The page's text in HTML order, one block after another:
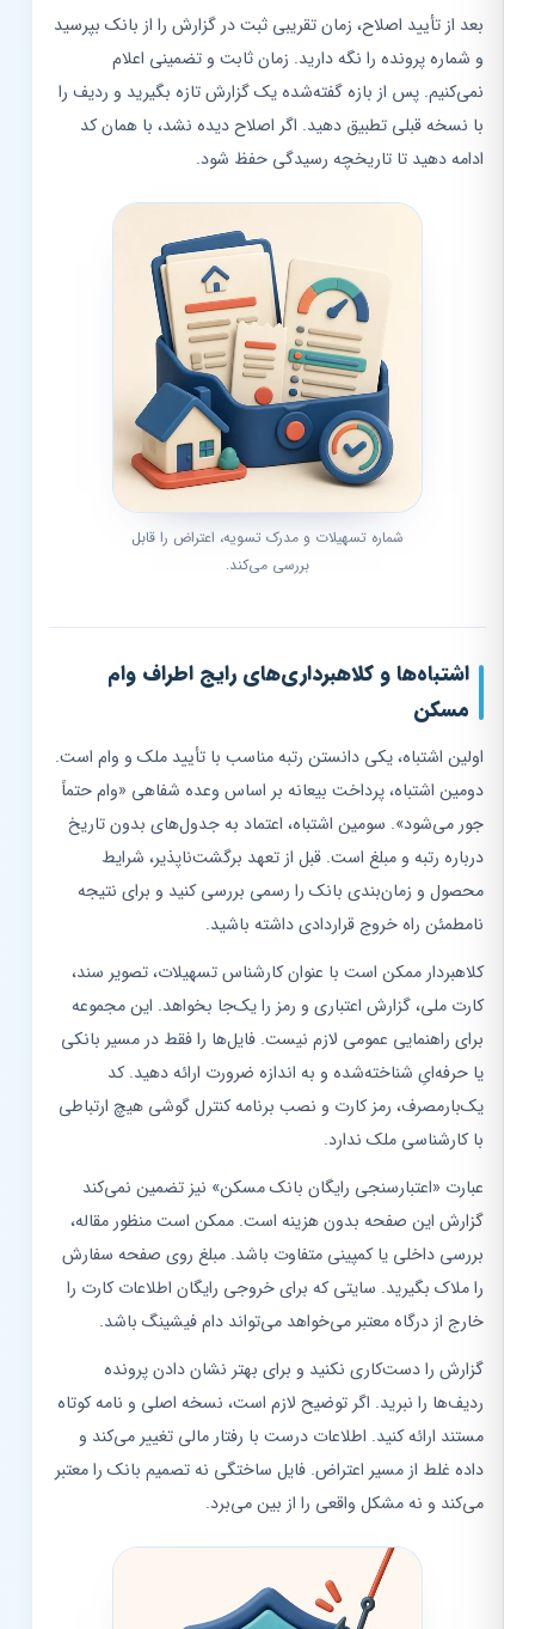
بعد از تأیید اصلاح، زمان تقریبی ثبت در گزارش را از بانک بپرسید
و شماره پرونده را نگه دارید. زمان ثابت و تضمینی اعلام
نمی‌کنیم. پس از بازه گفته‌شده یک گزارش تازه بگیرید و ردیف را
با نسخه قبلی تطبیق دهید. اگر اصلاح دیده نشد، با همان کد
ادامه دهید تا تاریخچه رسیدگی حفظ شود.
شماره تسهیلات و مدرک تسویه، اعتراض را قابل
بررسی می‌کند.
اشتباه‌ها و کلاهبرداری‌های رایج اطراف وام
مسکن
اولین اشتباه، یکی دانستن رتبه مناسب با تأیید ملک و وام است.
دومین اشتباه، پرداخت بیعانه بر اساس وعده شفاهی «وام حتماً
جور می‌شود». سومین اشتباه، اعتماد به جدول‌های بدون تاریخ
درباره رتبه و مبلغ است. قبل از تعهد برگشت‌ناپذیر، شرایط
محصول و زمان‌بندی بانک را رسمی بررسی کنید و برای نتیجه
نامطمئن راه خروج قراردادی داشته باشید.
کلاهبردار ممکن است با عنوان کارشناس تسهیلات، تصویر سند،
کارت ملی، گزارش اعتباری و رمز را یک‌جا بخواهد. این مجموعه
برای راهنمایی عمومی لازم نیست. فایل‌ها را فقط در مسیر بانکی
یا حرفه‌ایِ شناخته‌شده و به اندازه ضرورت ارائه دهید. کد
یک‌بارمصرف، رمز کارت و نصب برنامه کنترل گوشی هیچ ارتباطی
با کارشناسی ملک ندارد.
عبارت «اعتبارسنجی رایگان بانک مسکن» نیز تضمین نمی‌کند
گزارش این صفحه بدون هزینه است. ممکن است منظور مقاله،
بررسی داخلی یا کمپینی متفاوت باشد. مبلغ روی صفحه سفارش
را ملاک بگیرید. سایتی که برای خروجی رایگان اطلاعات کارت را
خارج از درگاه معتبر می‌خواهد می‌تواند دام فیشینگ باشد.
گزارش را دست‌کاری نکنید و برای بهتر نشان دادن پرونده
ردیف‌ها را نبرید. اگر توضیح لازم است، نسخه اصلی و نامه کوتاه
مستند ارائه کنید. اطلاعات درست با رفتار مالی تغییر می‌کند و
داده غلط از مسیر اعتراض. فایل ساختگی نه تصمیم بانک را معتبر
می‌کند و نه مشکل واقعی را از بین می‌برد.